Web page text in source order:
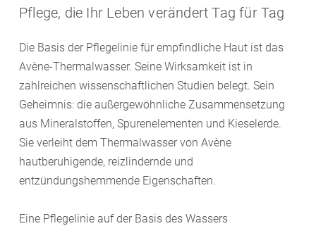
Pflege, die Ihr Leben verändert Tag für Tag
Die Basis der Pflegelinie für empfindliche Haut ist das
Avène-Thermalwasser. Seine Wirksamkeit ist in
zahlreichen wissenschaftlichen Studien belegt. Sein
Geheimnis: die außergewöhnliche Zusammensetzung
aus Mineralstoffen, Spurenelementen und Kieselerde.
Sie verleiht dem Thermalwasser von Avène
hautberuhigende, reizlindernde und
entzündungshemmende Eigenschaften.
Eine Pflegelinie auf der Basis des Wassers